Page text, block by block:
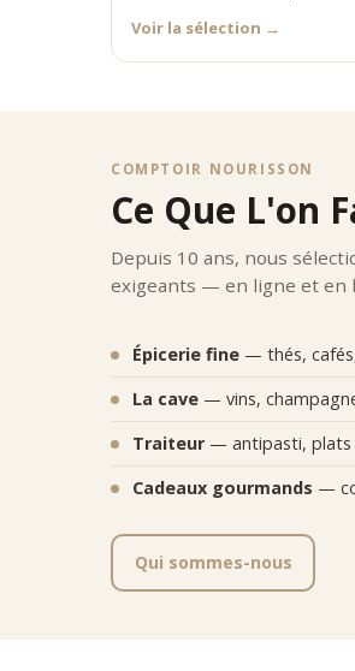
Voir la sélection →
COMPTOIR NOURISSON
Ce Que L'on
Depuis 10 ans, nous
exigeants — en ligne et en
Épicerie fine — thés,
La cave — vins,
Traiteur — antipasti, plats
Cadeaux gourmands —
Qui sommes-nous